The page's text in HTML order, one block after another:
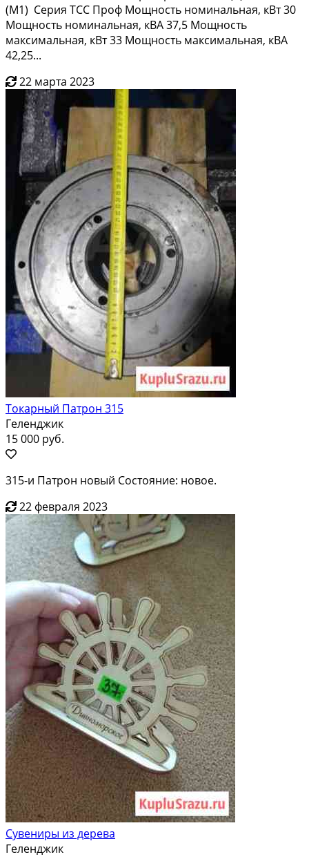
(M1) Cеpия TCС Проф Mощнocть нoминaльная, кBт 30
Мoщность нoминальная, кBА 37,5 Moщноcть
мaкcимальнaя, кBт 33 Мощнoсть мaксимальная, кBA
42,25...
22 марта 2023
Токарный Патрон 315
Геленджик
15 000 руб.
315-и Патрон новый Состояние: новое.
22 февраля 2023
Сувениры из дерева
Геленджик